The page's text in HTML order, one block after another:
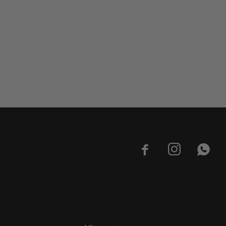
  